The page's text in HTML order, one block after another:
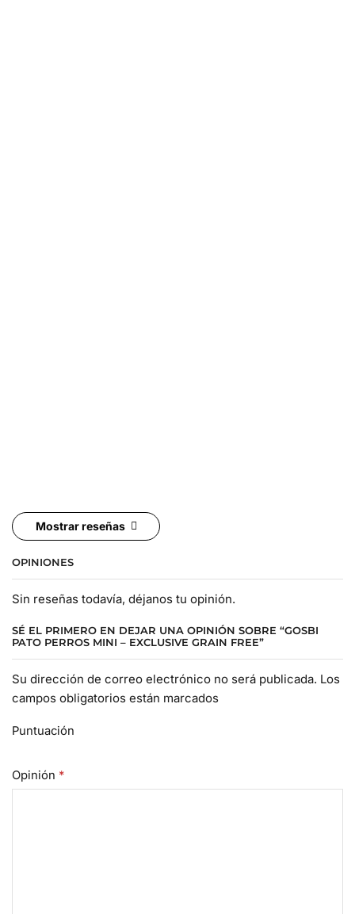
Mostrar reseñas
OPINIONES
Sin reseñas todavía, déjanos tu opinión.
SÉ EL PRIMERO EN DEJAR UNA OPINIÓN SOBRE “GOSBI
PATO PERROS MINI – EXCLUSIVE GRAIN FREE”
Su dirección de correo electrónico no será publicada. Los
campos obligatorios están marcados
Puntuación
Opinión *